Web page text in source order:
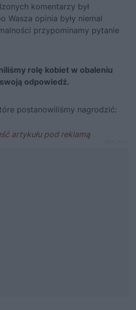
komentarzy był
Wasza opinia były niemal
przypominamy pytanie
rolę kobiet w obaleniu
odpowiedź.
postanowiliśmy nagrodzić: